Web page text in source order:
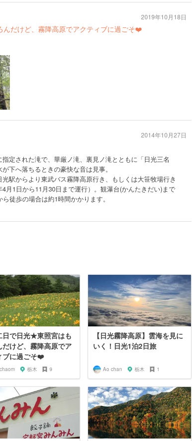
だけど、霧降高原でアクティブに過ごそ❤️
2019年10月18日
定された滝で、華厳ノ滝、裏見ノ滝とともに「日光三名
下へ落ちるときの豪快な音は見事。
駅からより東武バス霧降高原行き、もしくは大笹牧場行き
月1日から11月30日まで運行）。観瀑台(かんたきだい)まで
徒歩の場合は約1時間かかります。
2014年10月27日
日で日光★東照宮はも
だけど、霧降高原でア
ブに過ごそ❤️
栃木 9
【日光霧降高原】雲海を見に
いく！日光1泊2日旅
Ao chan 栃木 1